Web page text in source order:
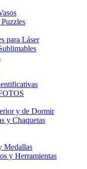
para Láser
y de Dormir
y Chaquetas
Medallas
y Herramientas